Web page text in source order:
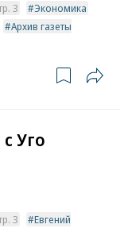
3
Экономика
Архив газеты
Уго
3
Евгений